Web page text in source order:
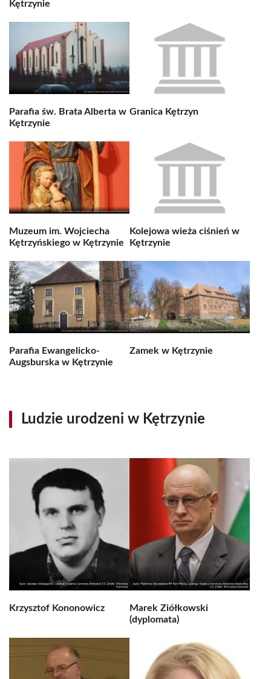
Kętrzynie
Parafia św. Brata Alberta w
Kętrzynie
Granica Kętrzyn
Muzeum im. Wojciecha
Kętrzyńskiego w Kętrzynie
Kolejowa wieża ciśnień w
Kętrzynie
Parafia Ewangelicko-
Augsburska w Kętrzynie
Zamek w Kętrzynie
Ludzie urodzeni w Kętrzynie
Krzysztof Kononowicz
Marek Ziółkowski
(dyplomata)